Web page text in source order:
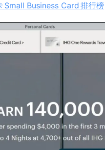
Small Business Card 排行榜